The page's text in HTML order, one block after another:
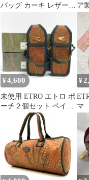
バッグ カーキ レザー
ア
ー
ュ
¥ 4,600
未使用 ETRO エトロ ポ
ーチ２個セット ペイズ
リー柄 ペガサス
¥
マ
ト